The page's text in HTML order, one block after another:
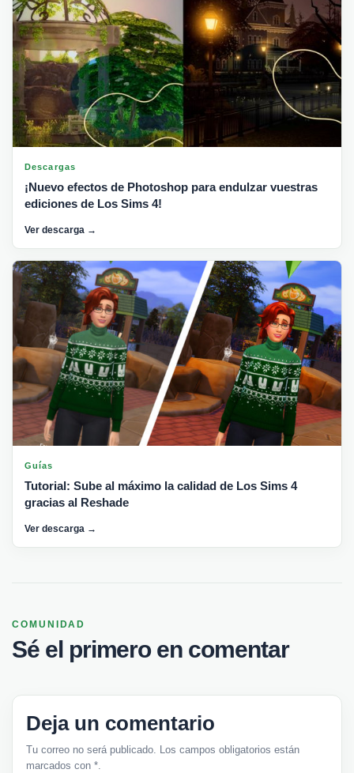
Descargas
¡Nuevo efectos de Photoshop para endulzar vuestras
ediciones de Los Sims 4!
Ver descarga →
Guías
Tutorial: Sube al máximo la calidad de Los Sims 4
gracias al Reshade
Ver descarga →
COMUNIDAD
Sé el primero en comentar
Deja un comentario
Tu correo no será publicado. Los campos obligatorios están
marcados con *.